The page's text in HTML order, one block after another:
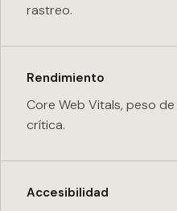
rastreo.
Rendimiento
Core Web Vitals, peso
crítica.
Accesibilidad